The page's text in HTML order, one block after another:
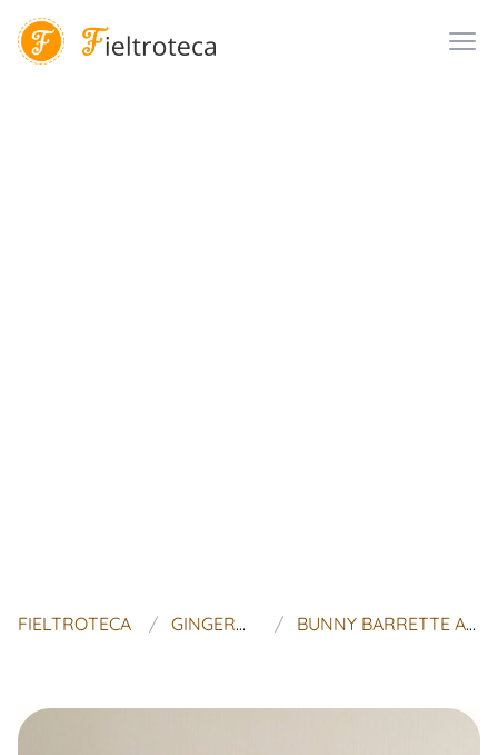
FIELTROTECA GINGERMELON DOLLS BUNNY BARRETTE AND BROOCH TUTORIAL